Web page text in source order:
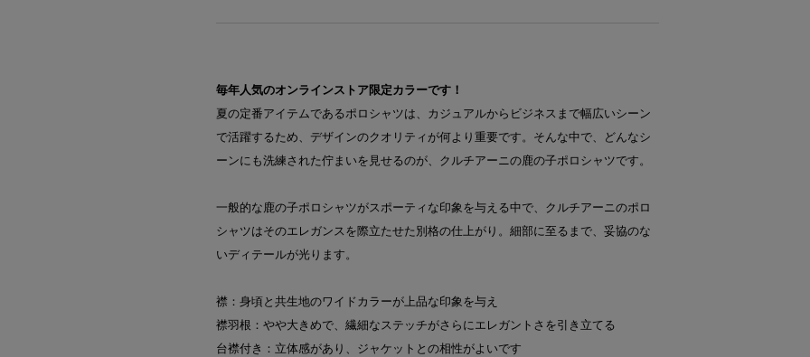
毎年人気のオンラインストア限定カラーです！
夏の定番アイテムであるポロシャツは、カジュアルからビジネスまで幅広いシーン
で活躍するため、デザインのクオリティが何より重要です。そんな中で、どんなシ
ーンにも洗練された佇まいを見せるのが、クルチアーニの鹿の子ポロシャツです。
一般的な鹿の子ポロシャツがスポーティな印象を与える中で、クルチアーニのポロ
シャツはそのエレガンスを際立たせた別格の仕上がり。細部に至るまで、妥協のな
いディテールが光ります。
襟：身頃と共生地のワイドカラーが上品な印象を与え
襟羽根：やや大きめで、繊細なステッチがさらにエレガントさを引き立てる
台襟付き：立体感があり、ジャケットとの相性がよいです